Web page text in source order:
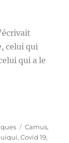
celui qui
qui a le
Étiquettes
Camus,
,Covid 19,